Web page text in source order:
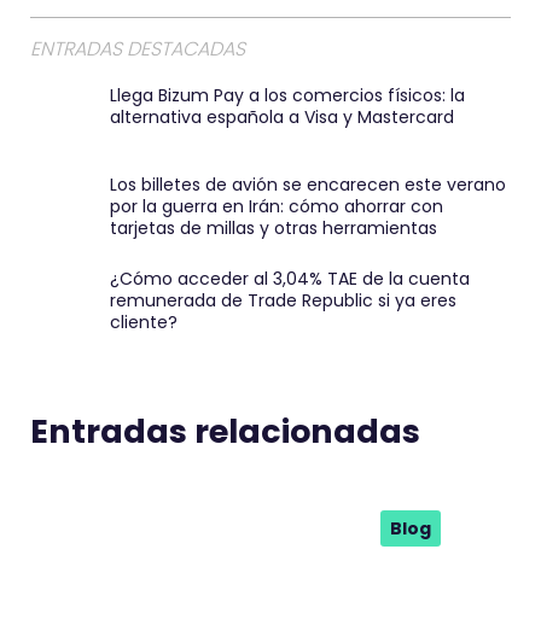
a
ENTRADAS DESTACADAS
Llega Bizum Pay a los comercios físicos: la
alternativa española a Visa y Mastercard
Los billetes de avión se encarecen este verano
por la guerra en Irán: cómo ahorrar con
tarjetas de millas y otras herramientas
¿Cómo acceder al 3,04% TAE de la cuenta
remunerada de Trade Republic si ya eres
cliente?
Entradas relacionadas
Blog